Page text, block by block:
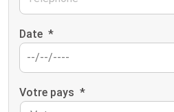
Date *
Votre pays *